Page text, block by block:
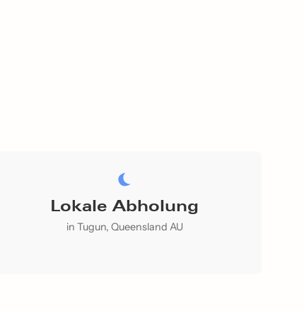
Lokale Abholung
in Tugun, Queensland AU